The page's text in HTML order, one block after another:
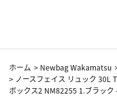
ホーム > Newbag Wakamatsu
> ノースフェイス リュック 30L
ボックス2 NM82255 1.ブラッ